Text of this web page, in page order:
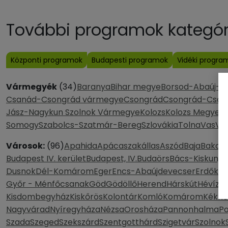
További programok
Központi programok Budapesti programok Vidéki
Vármegyék (34)BaranyaBihar megyeBorsod-Abaúj-
Csanád-Csongrád vármegyeCsongrádCsongrád-
Jász-Nagykun Szolnok VármegyeKolozsKolozs Megye
SomogySzabolcs-Szatmár-BeregSzlovákiaTolnaVas
Városok: (96)ApahidaApácaszakállasAszódBaja
Budapest IV. kerületBudapest, IV.BudaörsBács-Kiskun,
DusnokDél-KomáromEgerEncs-Abaújdevecser
Győr - MénfőcsanakGödGödöllőHerendHárskútHévíz
KisdombegyházKiskőrösKolontárKomlóKomáromKék
NagyváradNyíregyházaNézsaOrosházaPannonhalma
SzadaSzegedSzekszárdSzentgotthárdSzigetvárSzolnok